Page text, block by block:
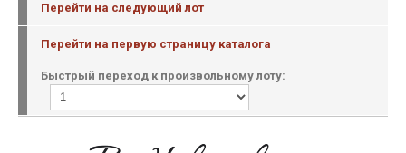
Перейти на следующий лот
Перейти на первую страницу каталога
Быстрый переход к произвольному лоту: